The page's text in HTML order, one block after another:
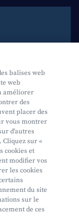
balises web
web
améliorer
des
placer des
vous montrer
d'autres
Cliquez sur «
cookies et
modifier vos
les cookies
du site
sur le
de ces